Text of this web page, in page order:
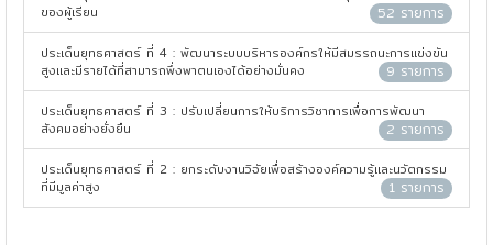
ของผู้เรียน
52 รายการ
ประเด็นยุทธศาสตร์ ที่ 4 : พัฒนาระบบบริหารองค์กรให้มีสมรรถนะการแข่งขัน
สูงและมีรายได้ที่สามารถพึ่งพาตนเองได้อย่างมั่นคง
9 รายการ
ประเด็นยุทธศาสตร์ ที่ 3 : ปรับเปลี่ยนการให้บริการวิชาการเพื่อการพัฒนา
สังคมอย่างยั่งยืน
2 รายการ
ประเด็นยุทธศาสตร์ ที่ 2 : ยกระดับงานวิจัยเพื่อสร้างองค์ความรู้และนวัตกรรม
ที่มีมูลค่าสูง
1 รายการ